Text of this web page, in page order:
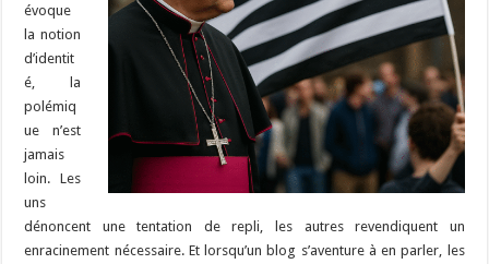
évoque
la notion
d’identit
é, la
polémiq
ue n’est
jamais
loin. Les
uns
dénoncent une tentation de repli, les autres revendiquent un
enracinement nécessaire. Et lorsqu’un blog s’aventure à en parler, les